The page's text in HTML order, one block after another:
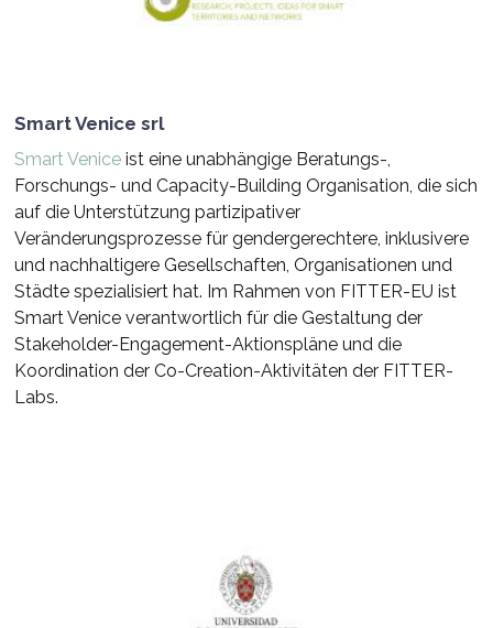
Smart Venice srl
Smart Venice ist eine unabhängige Beratungs-,
Forschungs- und Capacity-Building Organisation, die sich
auf die Unterstützung partizipativer
Veränderungsprozesse für gendergerechtere, inklusivere
und nachhaltigere Gesellschaften, Organisationen und
Städte spezialisiert hat. Im Rahmen von FITTER-EU ist
Smart Venice verantwortlich für die Gestaltung der
Stakeholder-Engagement-Aktionspläne und die
Koordination der Co-Creation-Aktivitäten der FITTER-
Labs.